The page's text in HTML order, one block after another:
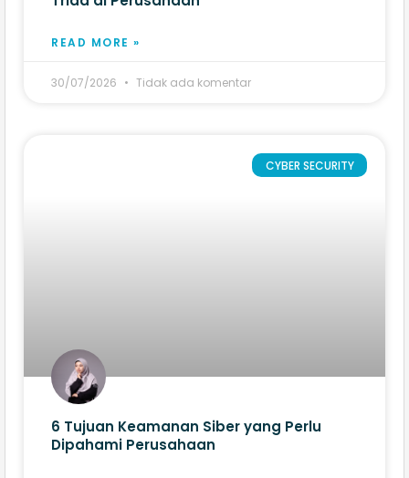
READ MORE »
30/07/2026 Tidak ada komentar
CYBER SECURITY
6 Tujuan Keamanan Siber yang Perlu
Dipahami Perusahaan